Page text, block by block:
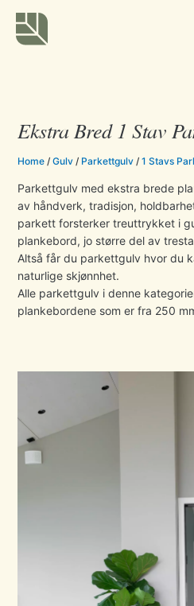
Hopp
rett
Ekstra Bred 1 Stav
Home /Gulv / Parkettgulv /1 Stavs
Parkettgulv med ekstra brede
av håndverk, tradisjon,
parkett forsterker treuttrykket i
plankebord, jo større del av
Altså får du parkettgulv hvor du
naturlige skjønnhet.
Alle parkettgulv i denne
plankebordene som er fra 250